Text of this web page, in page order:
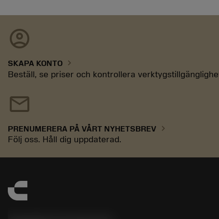
account_circle
SKAPA KONTO chevron_right
Beställ, se priser och kontrollera
mail
PRENUMERERA PÅ VÅRT NYHETSBREV chevron_right
Följ oss. Håll dig uppdaterad.